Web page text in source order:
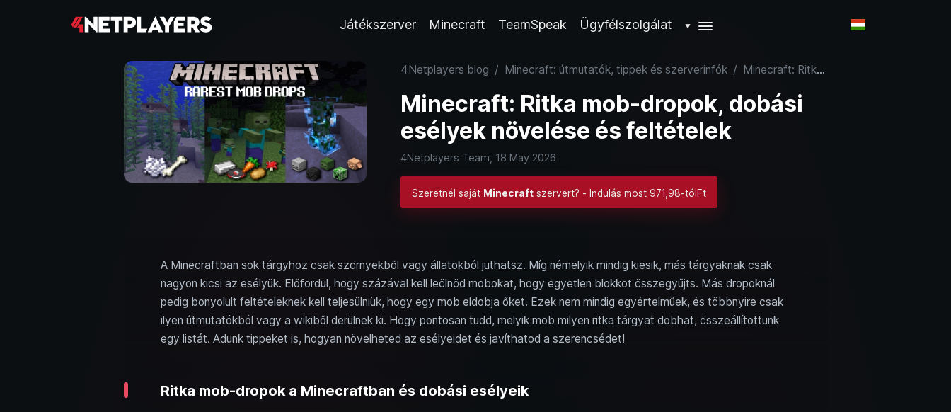
Játékszerver Minecraft TeamSpeak Ügyfélszolgálat ▼
4Netplayers blog / Minecraft: útmutatók, tippek és szerverinfók / Minecraft: Ritka mob-dropok, dobási esélyek növelése és feltételek
Minecraft: Ritka mob-dropok, dobási
esélyek növelése és feltételek
4Netplayers Team, 18 May 2026
Szeretnél saját Minecraftszervert? - Indulás most 971,98-tólFt
A Minecraftban sok tárgyhoz csak szörnyekből vagy állatokból juthatsz. Míg némelyik mindig kiesik, más tárgyaknak csak
nagyon kicsi az esélyük. Előfordul, hogy százával kell leölnöd mobokat, hogy egyetlen blokkot összegyűjts. Más dropoknál
pedig bonyolult feltételeknek kell teljesülniük, hogy egy mob eldobja őket. Ezek nem mindig egyértelműek, és többnyire csak
ilyen útmutatókból vagy a wikiből derülnek ki. Hogy pontosan tudd, melyik mob milyen ritka tárgyat dobhat, összeállítottunk
egy listát. Adunk tippeket is, hogyan növelheted az esélyeidet és javíthatod a szerencsédet!
Ritka mob-dropok a Minecraftban és dobási esélyeik